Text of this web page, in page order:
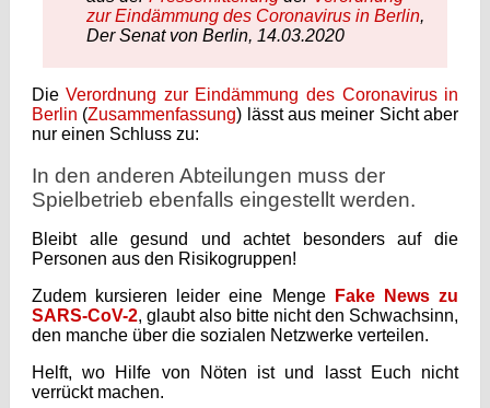
zur Eindämmung des Coronavirus in Berlin,
Der Senat von Berlin, 14.03.2020
DieVerordnung zur Eindämmung des Coronavirus in
Berlin (Zusammenfassung) lässt aus meiner Sicht aber
nur einen Schluss zu:
In den anderen Abteilungen muss der
Spielbetrieb ebenfalls eingestellt werden.
Bleibt alle gesund und achtet besonders auf die
Personen aus den Risikogruppen!
Zudem kursieren leider eine Menge
Fake News zu
SARS-CoV-2, glaubt also bitte nicht den Schwachsinn,
den manche über die sozialen Netzwerke verteilen.
Helft, wo Hilfe von Nöten ist und lasst Euch nicht
verrückt machen.